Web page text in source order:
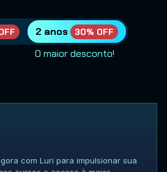
2 anos 30% OFF
O maior desconto!
com Luri para impulsionar sua